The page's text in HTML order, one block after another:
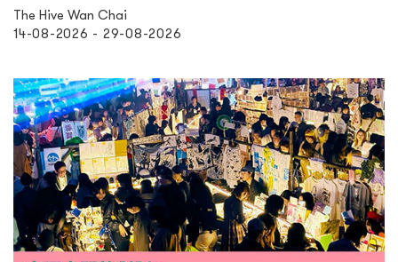
The Hive Wan Chai
14-08-2026 - 29-08-2026